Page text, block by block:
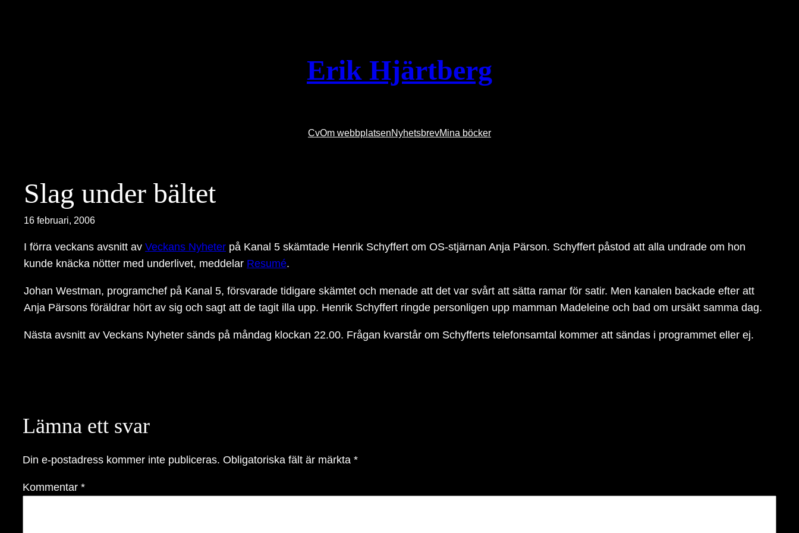
Erik Hjärtberg
CvOm webbplatsenNyhetsbrevMina böcker
Slag under bältet
16 februari, 2006
I förra veckans avsnitt av Veckans Nyheter på Kanal 5 skämtade Henrik Schyffert om OS-stjärnan Anja Pärson. Schyffert påstod att alla undrade om hon
kunde knäcka nötter med underlivet, meddelar Resumé.
Johan Westman, programchef på Kanal 5, försvarade tidigare skämtet och menade att det var svårt att sätta ramar för satir. Men kanalen backade efter att
Anja Pärsons föräldrar hört av sig och sagt att de tagit illa upp. Henrik Schyffert ringde personligen upp mamman Madeleine och bad om ursäkt samma dag.
Nästa avsnitt av Veckans Nyheter sänds på måndag klockan 22.00. Frågan kvarstår om Schyfferts telefonsamtal kommer att sändas i programmet eller ej.
Lämna ett svar
Din e-postadress kommer inte publiceras. Obligatoriska fält är märkta *
Kommentar *